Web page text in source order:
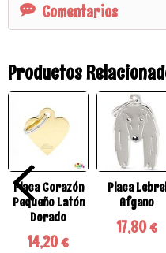
Comentarios
Productos
Placa Corazón
Pequeño Latón
Dorado
14,20 €
Placa Lebrel
Afgano
17,80 €